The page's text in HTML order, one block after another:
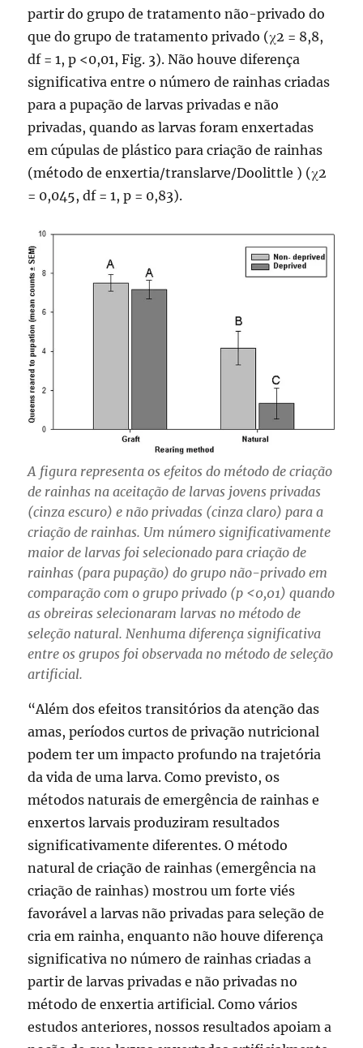
partir do grupo de tratamento não-privado do
que do grupo de tratamento privado (χ2 = 8,8,
df = 1, p <0,01, Fig. 3). Não houve diferença
significativa entre o número de rainhas criadas
para a pupação de larvas privadas e não
privadas, quando as larvas foram enxertadas
em cúpulas de plástico para criação de rainhas
(método de enxertia/translarve/Doolittle ) (χ2
= 0,045, df = 1, p = 0,83).
A figura representa os efeitos do método de criação
de rainhas na aceitação de larvas jovens privadas
(cinza escuro) e não privadas (cinza claro) para a
criação de rainhas. Um número significativamente
maior de larvas foi selecionado para criação de
rainhas (para pupação) do grupo não-privado em
comparação com o grupo privado (p <0,01) quando
as obreiras selecionaram larvas no método de
seleção natural. Nenhuma diferença significativa
entre os grupos foi observada no método de seleção
artificial.
“Além dos efeitos transitórios da atenção das
amas, períodos curtos de privação nutricional
podem ter um impacto profundo na trajetória
da vida de uma larva. Como previsto, os
métodos naturais de emergência de rainhas e
enxertos larvais produziram resultados
significativamente diferentes. O método
natural de criação de rainhas (emergência na
criação de rainhas) mostrou um forte viés
favorável a larvas não privadas para seleção de
cria em rainha, enquanto não houve diferença
significativa no número de rainhas criadas a
partir de larvas privadas e não privadas no
método de enxertia artificial. Como vários
estudos anteriores, nossos resultados apoiam a